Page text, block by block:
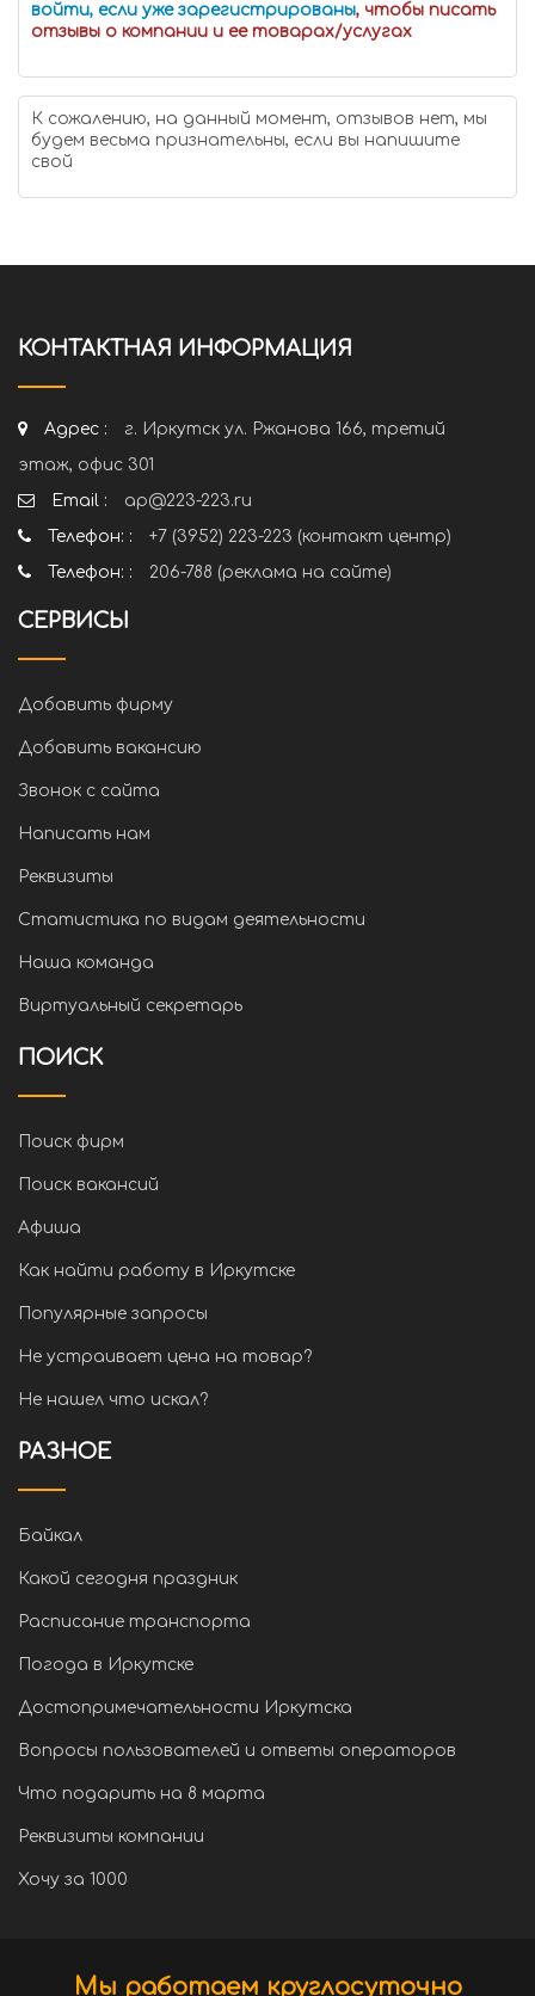
войти, если уже зарегистрированы, чтобы писать
отзывы о компании и ее товарах/услугах
К сожалению, на данный момент, отзывов нет, мы
будем весьма признательны, если вы напишите
свой
КОНТАКТНАЯ ИНФОРМАЦИЯ
Адрес :
г. Иркутск ул. Ржанова 166, третий
этаж, офис 301
Email :
ap@223-223.ru
Телефон: :
+7 (3952) 223-223 (контакт центр)
Телефон: :
206-788 (реклама на сайте)
СЕРВИСЫ
Добавить фирму
Добавить вакансию
Звонок с сайта
Написать нам
Реквизиты
Статистика по видам деятельности
Наша команда
Виртуальный секретарь
ПОИСК
Поиск фирм
Поиск вакансий
Афиша
Как найти работу в Иркутске
Популярные запросы
Не устраивает цена на товар?
Не нашел что искал?
РАЗНОЕ
Байкал
Какой сегодня праздник
Расписание транспорта
Погода в Иркутске
Достопримечательности Иркутска
Вопросы пользователей и ответы операторов
Что подарить на 8 марта
Реквизиты компании
Хочу за 1000
Мы работаем круглосуточно